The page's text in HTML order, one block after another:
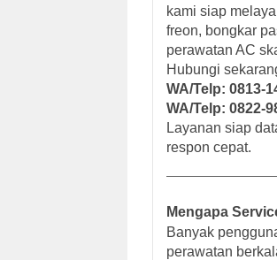
kami siap
freon, bongkar
perawatan AC
Hubungi
WA/Telp: 0813-
WA/Telp: 0822-
Layanan siap
respon cepat.
Mengapa
Banyak
perawatan